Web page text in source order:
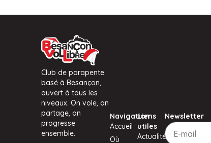
Club de parapente
basé à Besançon,
ouvert à tous les
niveaux. On vole, on
partage, on
progresse
ensemble.
Navigation
Accueil
Où
Liens
utiles
Actualités
Newsletter